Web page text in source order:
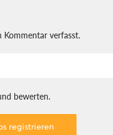
Kommentar verfasst.
bewerten.
registrieren